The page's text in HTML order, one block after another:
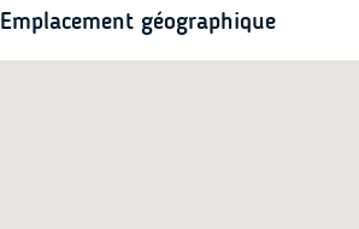
Emplacement géographique